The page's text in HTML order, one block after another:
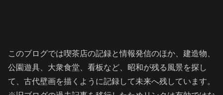
このブログでは喫茶店の記録と情報発信のほか、建造物、
公園遊具、大衆食堂、看板など、昭和が残る風景を探し
て、古代壁画を描くように記録して未来へ残しています。